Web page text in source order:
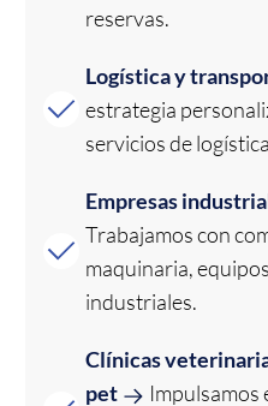
reservas.
Logística y
estrategia
servicios de
Empresas
Trabajamos con
maquinaria,
industriales.
Clínicas
pet
Impulsamos